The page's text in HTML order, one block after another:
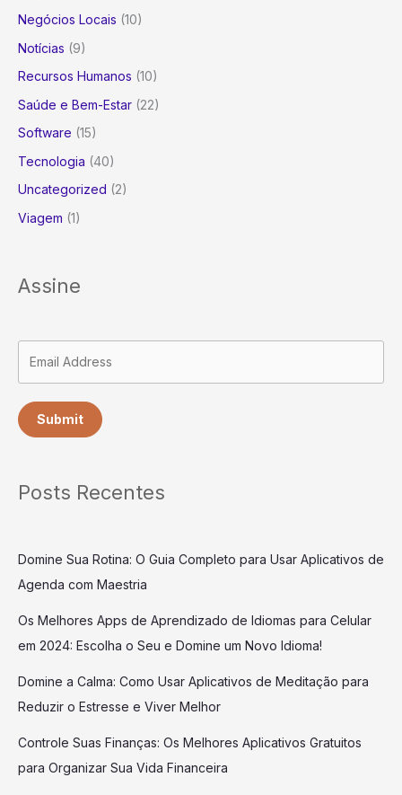
Negócios Locais (10)
Notícias (9)
Recursos Humanos (10)
Saúde e Bem-Estar (22)
Software (15)
Tecnologia (40)
Uncategorized (2)
Viagem (1)
Assine
Submit
Posts Recentes
Domine Sua Rotina: O Guia Completo para Usar Aplicativos de
Agenda com Maestria
Os Melhores Apps de Aprendizado de Idiomas para Celular
em 2024: Escolha o Seu e Domine um Novo Idioma!
Domine a Calma: Como Usar Aplicativos de Meditação para
Reduzir o Estresse e Viver Melhor
Controle Suas Finanças: Os Melhores Aplicativos Gratuitos
para Organizar Sua Vida Financeira